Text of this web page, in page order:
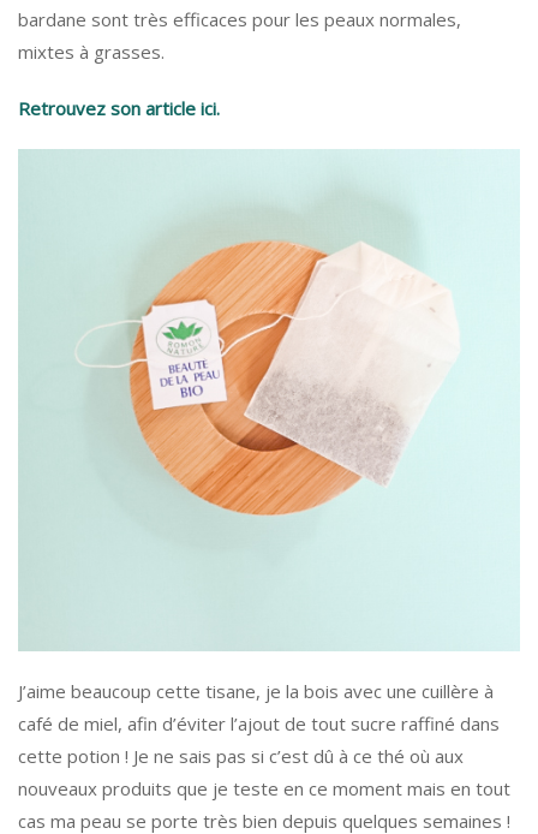
bardane sont très efficaces pour les peaux normales,
mixtes à grasses.
Retrouvez son article ici.
J’aime beaucoup cette tisane, je la bois avec une cuillère à
café de miel, afin d’éviter l’ajout de tout sucre raffiné dans
cette potion ! Je ne sais pas si c’est dû à ce thé où aux
nouveaux produits que je teste en ce moment mais en tout
cas ma peau se porte très bien depuis quelques semaines !